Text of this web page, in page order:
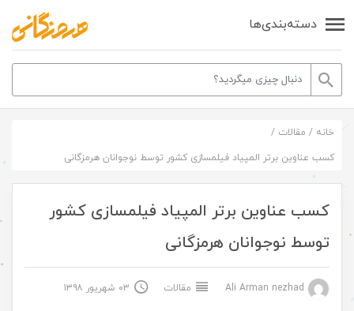
دسته‌بندی‌ها
خانه / مقالات /
کسب عناوین برتر المپیاد فیلمسازی کشور توسط نوجوانان هرمزگانی
کسب عناوین برتر المپیاد فیلمسازی کشور
توسط نوجوانان هرمزگانی
مقالات ۰۳ شهریور ۱۳۹۸